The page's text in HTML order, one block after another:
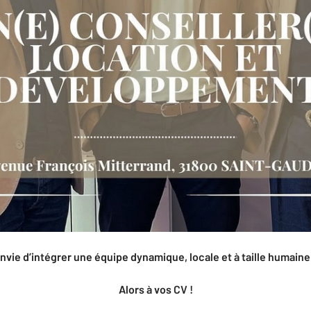
d’intégrer une équipe dynamique, locale et à taille humaine
Alors à vos CV !